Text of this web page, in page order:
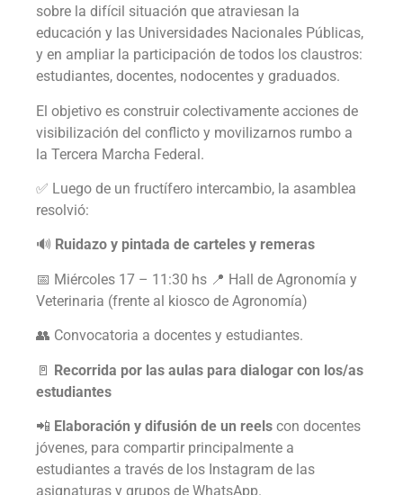
sobre la difícil situación que atraviesan la
educación y las Universidades Nacionales Públicas,
y en ampliar la participación de todos los claustros:
estudiantes, docentes, nodocentes y graduados.
El objetivo es construir colectivamente acciones de
visibilización del conflicto y movilizarnos rumbo a
la Tercera Marcha Federal.
✅ Luego de un fructífero intercambio, la asamblea
resolvió:
🔊 Ruidazo y pintada de carteles y remeras
📅 Miércoles 17 – 11:30 hs 📍 Hall de Agronomía y
Veterinaria (frente al kiosco de Agronomía)
👥 Convocatoria a docentes y estudiantes.
🚪 Recorrida por las aulas para dialogar con los/as
estudiantes
📲 Elaboración y difusión de un reels con docentes
jóvenes, para compartir principalmente a
estudiantes a través de los Instagram de las
asignaturas y grupos de WhatsApp.